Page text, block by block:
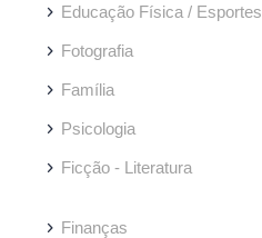
Educação Física / Esportes
Fotografia
Família
Psicologia
Ficção - Literatura
Finanças